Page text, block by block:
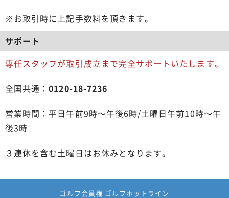
※お取引時に上記手数料を頂きます。
サポート
専任スタッフが取引成立まで完全サポートいたします。
全国共通：0120-18-7236
営業時間：平日午前9時～午後6時/土曜日午前10時～午
後3時
３連休を含む土曜日はお休みとなります。
ゴルフ会員権 ゴルフホットライン